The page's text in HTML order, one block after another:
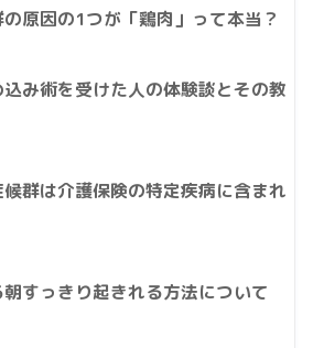
原因の1つが「鶏肉」って本当？
み術を受けた人の体験談とその教
群は介護保険の特定疾病に含まれ
すっきり起きれる方法について